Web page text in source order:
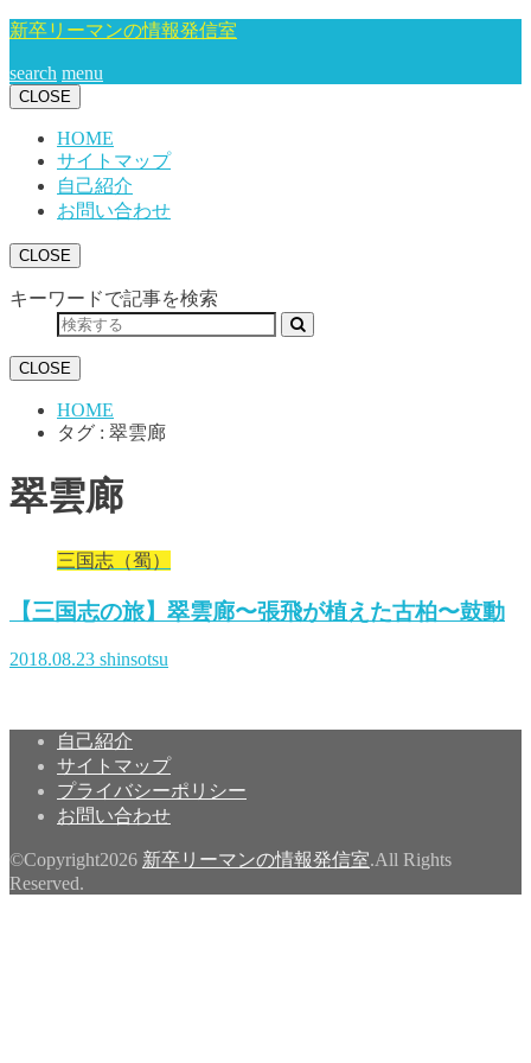
新卒リーマンの情報発信室
search menu
CLOSE
HOME
サイトマップ
自己紹介
お問い合わせ
CLOSE
キーワードで記事を検索
CLOSE
HOME
タグ : 翠雲廊
翠雲廊
三国志（蜀）
【三国志の旅】翠雲廊〜張飛が植えた古柏〜鼓動
2018.08.23 shinsotsu
自己紹介
サイトマップ
プライバシーポリシー
お問い合わせ
©Copyright2026 新卒リーマンの情報発信室.All Rights
Reserved.